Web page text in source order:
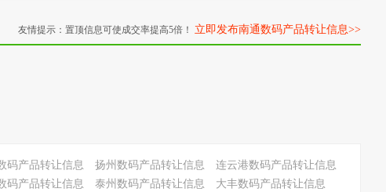
友情提示：置顶信息可使成交率提高5倍！ 立即发布南通数码产品转让信息>>
码产品转让信息 扬州数码产品转让信息
连云港数码产品转让信息
码产品转让信息 泰州数码产品转让信息 大丰数码产品转让信息